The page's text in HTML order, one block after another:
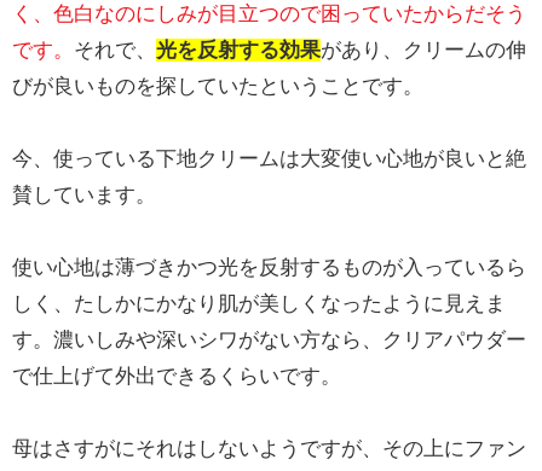
く、色白なのにしみが目立つので困っていたからだそう
です。 それで、 光を反射する効果があり、クリームの伸
びが良いものを探していたということです。
今、使っている下地クリームは大変使い心地が良いと絶
賛しています。
使い心地は薄づきかつ光を反射するものが入っているら
しく、たしかにかなり肌が美しくなったように見えま
す。濃いしみや深いシワがない方なら、クリアパウダー
で仕上げて外出できるくらいです。
母はさすがにそれはしないようですが、その上にファン